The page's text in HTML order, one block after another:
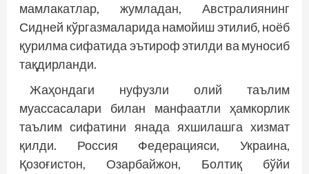
мамлакатлар, жумладан, Австралиянинг
Сидней кўргазмаларида намойиш этилиб, ноёб
қурилма сифатида эътироф этилди ва муносиб
тақдирланди.
Жаҳондаги нуфузли олий таълим
муассасалари билан манфаатли ҳамкорлик
таълим сифатини янада яхшилашга хизмат
қилди. Россия Федерацияси, Украина,
Қозоғистон, Озарбайжон, Болтиқ бўйи